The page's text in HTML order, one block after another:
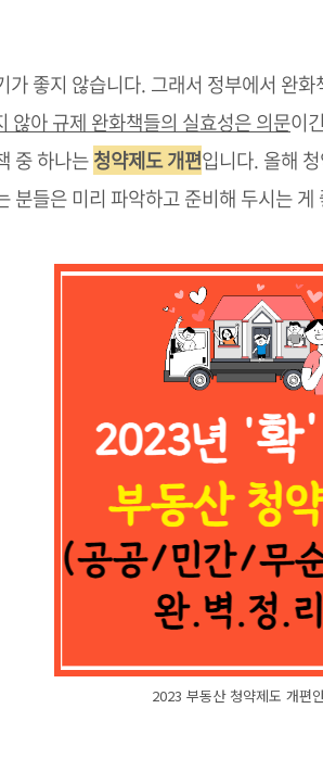
가 좋지 않습니다. 그래서 정부에서 완
않아 규제 완화책들의 실효성은 의문이
중 하나는청약제도 개편입니다. 올해
분들은 미리 파악하고 준비해 두시는 게
2023 부동산 청약제도 개편